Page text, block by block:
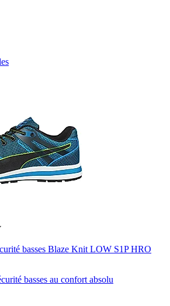
basses Blaze Knit LOW S1P HRO
basses au confort absolu